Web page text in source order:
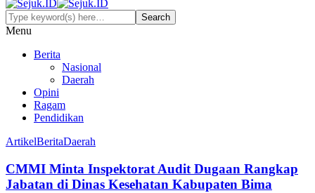
Menu
Berita
Nasional
Daerah
Opini
Ragam
Pendidikan
ArtikelBeritaDaerah
CMMI Minta Inspektorat Audit Dugaan Rangkap
Jabatan di Dinas Kesehatan Kabupaten Bima